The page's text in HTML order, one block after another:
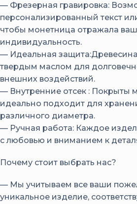
— Фрезерная гравировка:
персонализированный текст
чтобы монетница отражала
индивидуальность.
— Идеальная
твердым маслом для
внешних воздействий.
— Внутренние отсек : Покрыты
идеально подходит для
различного диаметра.
— Ручная работа: Каждое
с любовью и вниманием к
Почему стоит выбрать нас?
— Мы учитываем все ваши
уникальное изделие,